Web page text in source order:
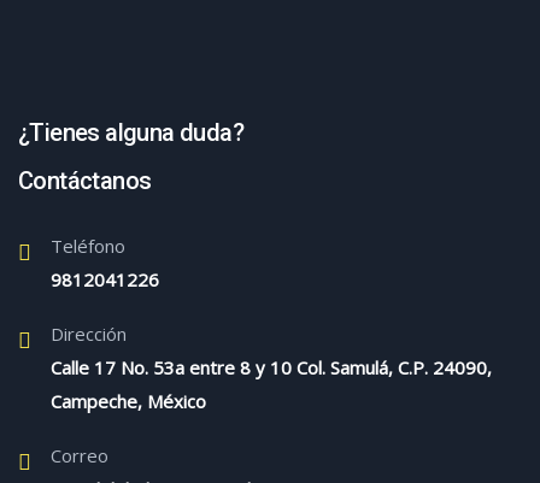
¿Tienes alguna duda?
Contáctanos
Teléfono
9812041226
Dirección
Calle 17 No. 53a entre 8 y 10 Col. Samulá, C.P. 24090,
Campeche, México
Correo